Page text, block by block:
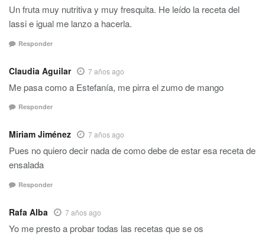
Un fruta muy nutritiva y muy fresquita. He leído la receta del
lassi e igual me lanzo a hacerla.
Responder
Claudia Aguilar 7 años ago
Me pasa como a Estefanía, me pirra el zumo de mango
Responder
Miriam Jiménez 7 años ago
Pues no quiero decir nada de como debe de estar esa receta de
ensalada
Responder
Rafa Alba 7 años ago
Yo me presto a probar todas las recetas que se os